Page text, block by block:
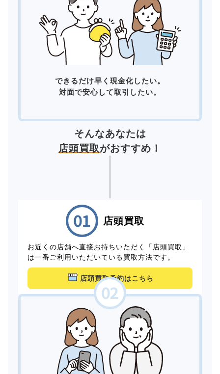
できるだけ早く現金化したい。
対面で安心して取引したい。
そんなあなたは
店頭買取がおすすめ！
店頭買取
お近くの店舗へ直接お持ちいただく「店頭買取」
は一番ご利用いただいている買取方法です。
店頭買取予約はこちら